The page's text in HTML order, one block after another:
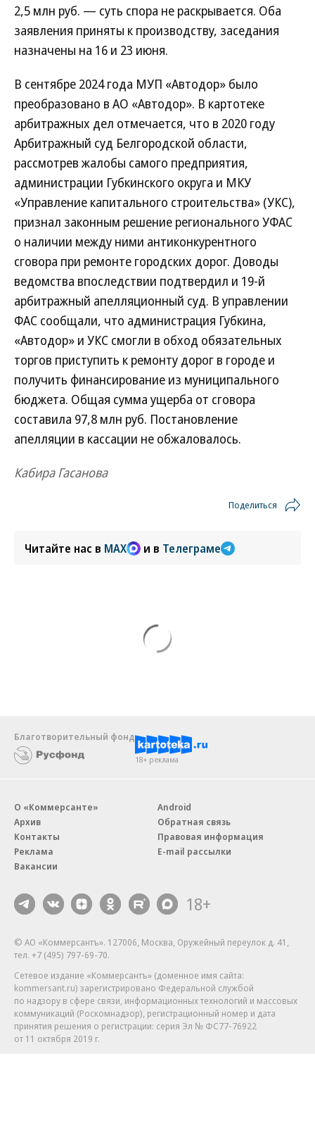
2,5 млн руб. — суть спора не раскрывается. Оба
заявления приняты к производству, заседания
назначены на 16 и 23 июня.
В сентябре 2024 года МУП «Автодор» было
преобразовано в АО «Автодор». В картотеке
арбитражных дел отмечается, что в 2020 году
Арбитражный суд Белгородской области,
рассмотрев жалобы самого предприятия,
администрации Губкинского округа и МКУ
«Управление капитального строительства» (УКС),
признал законным решение регионального УФАС
о наличии между ними антиконкурентного
сговора при ремонте городских дорог. Доводы
ведомства впоследствии подтвердил и 19-й
арбитражный апелляционный суд. В управлении
ФАС сообщали, что администрация Губкина,
«Автодор» и УКС смогли в обход обязательных
торгов приступить к ремонту дорог в городе и
получить финансирование из муниципального
бюджета. Общая сумма ущерба от сговора
составила 97,8 млн руб. Постановление
апелляции в кассации не обжаловалось.
Кабира Гасанова
Поделиться
Читайте нас в MAX и в Телеграме
Благотворительный фонд
18+ реклама
О «Коммерсанте»
Архив
Контакты
Реклама
Вакансии
Android
Обратная связь
Правовая информация
E-mail рассылки
18+
© АО «Коммерсантъ». 127006, Москва, Оружейный переулок д. 41,
тел. +7 (495) 797-69-70.
Сетевое издание «Коммерсантъ» (доменное имя сайта:
kommersant.ru) зарегистрировано Федеральной службой
по надзору в сфере связи, информационных технологий и массовых
коммуникаций (Роскомнадзор), регистрационный номер и дата
принятия решения о регистрации: серия Эл № ФС77-76922
от 11 октября 2019 г.